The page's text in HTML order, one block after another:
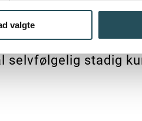
valgte
kun til
stadig